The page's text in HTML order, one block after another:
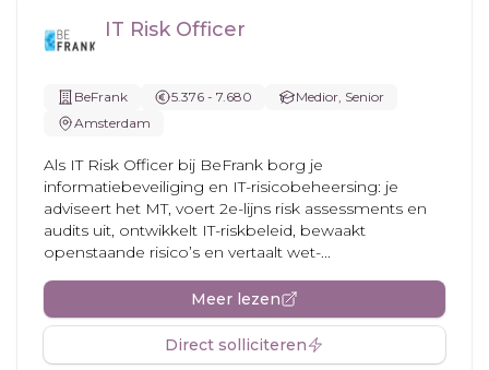
IT Risk Officer
BeFrank 5.376 - 7.680
Medior, Senior
Amsterdam
Als IT Risk Officer bij BeFrank borg je
informatiebeveiliging en IT-risicobeheersing: je
adviseert het MT, voert 2e-lijns risk assessments en
audits uit, ontwikkelt IT-riskbeleid, bewaakt
openstaande risico’s en vertaalt wet-...
Meer lezen
Direct solliciteren